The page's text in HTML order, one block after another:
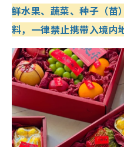
鲜水果、蔬菜、种子（苗
料，一律禁止携带入境内